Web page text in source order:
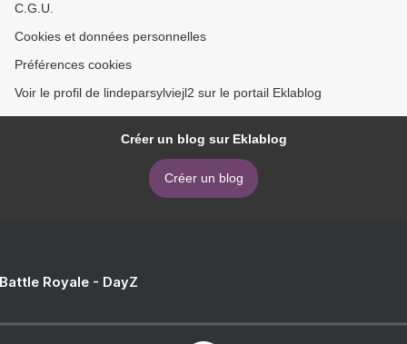
C.G.U.
Cookies et données personnelles
Préférences cookies
Voir le profil de lindeparsylviejl2 sur le portail Eklablog
Créer un blog sur Eklablog
Créer un blog
Royale - DayZ